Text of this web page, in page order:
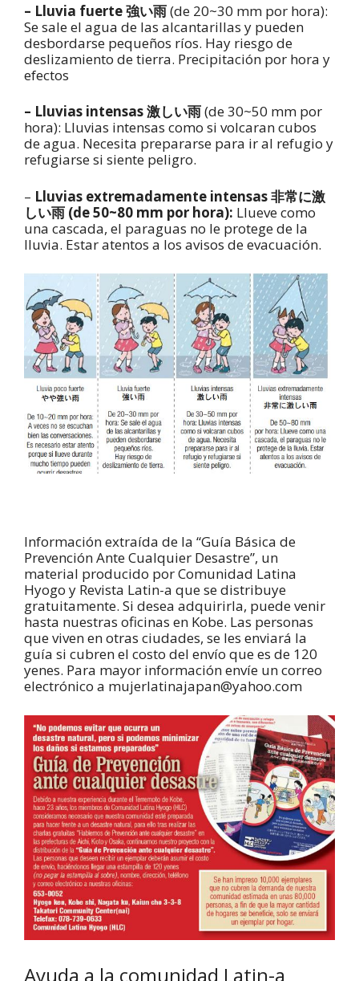
– Lluvia fuerte 強い雨(de 20~30 mm por hora):
Se sale el agua de las alcantarillas y pueden
desbordarse pequeños ríos. Hay riesgo de
deslizamiento de tierra. Precipitación por hora y
efectos
– Lluvias intensas 激しい雨(de 30~50 mm por
hora): Lluvias intensas como si volcaran cubos
de agua. Necesita prepararse para ir al refugio y
refugiarse si siente peligro.
– Lluvias extremadamente intensas非常に激
しい雨 (de 50~80 mm por hora): Llueve como
una cascada, el paraguas no le protege de la
lluvia. Estar atentos a los avisos de evacuación.
Información extraída de la “Guía Básica de
Prevención Ante Cualquier Desastre”, un
material producido por Comunidad Latina
Hyogo y Revista Latin-a que se distribuye
gratuitamente. Si desea adquirirla, puede venir
hasta nuestras oficinas en Kobe. Las personas
que viven en otras ciudades, se les enviará la
guía si cubren el costo del envío que es de 120
yenes. Para mayor información envíe un correo
electrónico a mujerlatinajapan@yahoo.com
Ayuda a la comunidad Latin-a